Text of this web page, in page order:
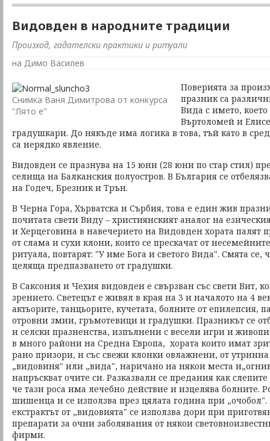
Видовден в народните традиции
Произход, гадателски практики и ритуали
на Димо Василев
Снимка Ваня Димитрова от конкурса
"Лято е"
Поверията за
празник са
Вида с името, което
Въртоломей и
градушкари. До някъде има логика в това, тъй като в
са нерядко явление.
Видовден се празнува на 15 юни (28 юни по стар стил)
селища на Балканския полуостров. В България се
на Годеч, Брезник и Трън.
В Черна Гора, Хърватска и Сърбия, това е един жив
почитата свети Виду – християнският аналог на
и Херцеговина в навечерието на Видовден хората палят
от слама и сухи клони, които се прескачат от
ритуала, повтарят: "У име Бога и светого Вида". Смята се,
целяща предпазването от градушки.
В Саксония и Чехия видовден е свързван със свети Вит,
зрението. Светецът е живял в края на 3 и началото на 4
актьорите, танцьорите, кучетата, болните от епилепсия,
отровни змии, гръмотевици и градушки. Празникът се
и селски празненства, изпълнени с весели игри и
в много райони на Средна Европа, хората които имат
рано призори, и със свежи клонки овлажнени, от утринна
„видовиня" или „вида", наричано на някои места
напръскват очите си. Разказвали се предания как
че тази роса има лечебно действие и изцелява болните.
шишенца и се използва през цялата година при
екстрактът от „видовията" се използва дори при
препарати за очни заболявания от някои
фирми.